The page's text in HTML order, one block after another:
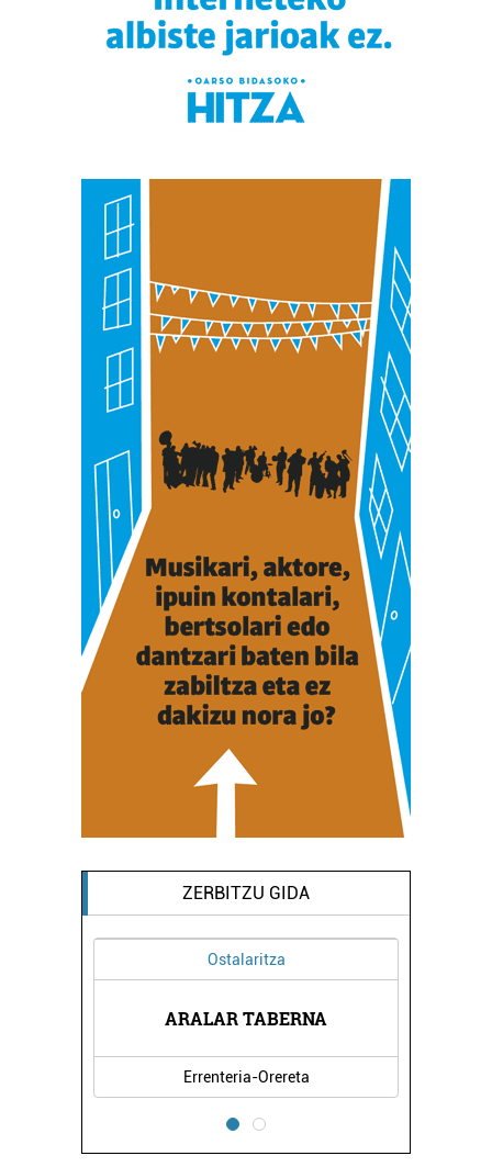
ZERBITZU GIDA
Ostalaritza
ARALAR TABERNA
Errenteria-Orereta